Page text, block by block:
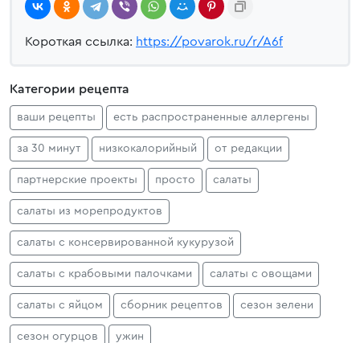
Короткая ссылка: https://povarok.ru/r/A6f
Категории рецепта
ваши рецепты есть распространенные аллергены
за 30 минут низкокалорийный от редакции
партнерские проекты просто салаты
салаты из морепродуктов
салаты с консервированной кукурузой
салаты с крабовыми палочками салаты с овощами
салаты с яйцом сборник рецептов сезон зелени
сезон огурцов ужин